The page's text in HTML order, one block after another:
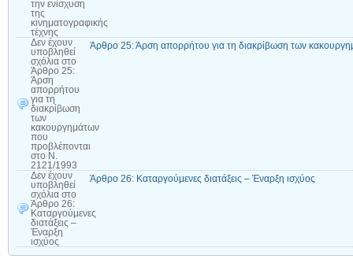
την ενίσχυση
της
κινηματογραφικής
τέχνης
Δεν έχουν
υποβληθεί
σχόλια στο
Άρθρο 25:
Άρση
απορρήτου
για τη
διακρίβωση
των
κακουργημάτων
που
προβλέπονται
στο Ν.
2121/1993
Άρθρο 25: Άρση απορρήτου για τη διακρίβωση των
Δεν έχουν
υποβληθεί
σχόλια στο
Άρθρο 26:
Καταργούμενες
διατάξεις –
Έναρξη
ισχύος
Άρθρο 26: Καταργούμενες διατάξεις – Έναρξη ισχύος